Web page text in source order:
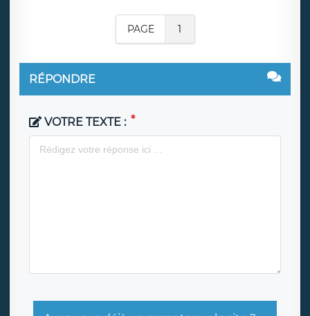
PAGE 1
RÉPONDRE
VOTRE TEXTE :